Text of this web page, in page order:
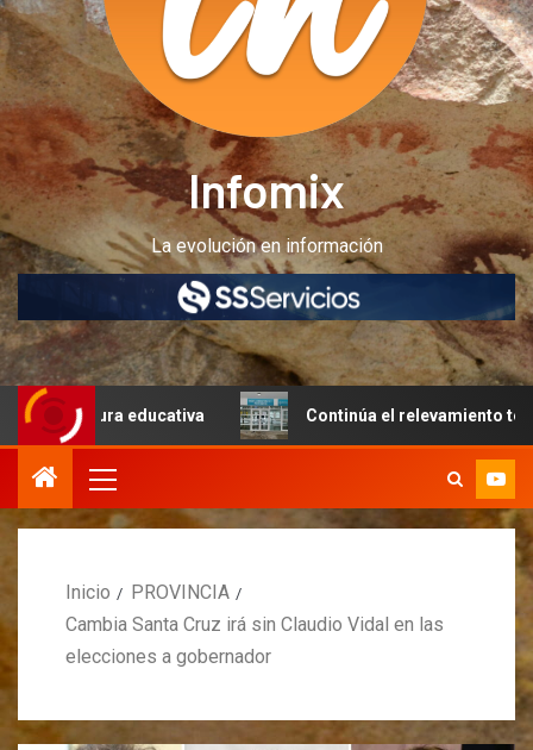
Infomix
La evolución en información
educativa Continúa el relevamiento técnico en
Inicio
PROVINCIA
Cambia Santa Cruz irá sin Claudio Vidal en las
elecciones a gobernador